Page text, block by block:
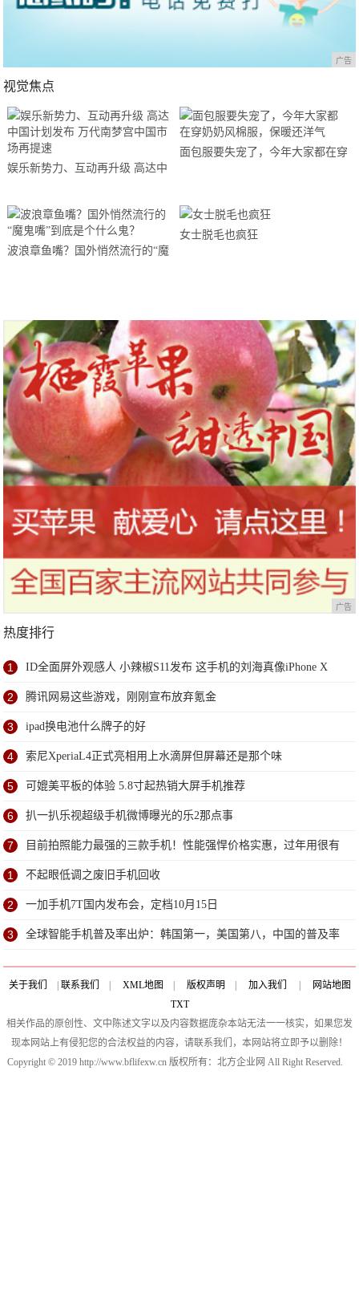
广告
视觉焦点
娱乐新势力、互动再升级 高达中
再提速
面包服要失宠了，今年大家都在穿
波浪章鱼嘴？国外悄然流行的“魔
女士脱毛也疯狂
广告
热度排行
1 ID全面屏外观感人 小辣椒S11发布 这手机的刘海真像iPhone X
2 腾讯网易这些游戏，刚刚宣布放弃氪金
3 ipad换电池什么牌子的好
4 索尼XperiaL4正式亮相用上水滴屏但屏幕还是那个味
5 可媲美平板的体验 5.8寸起热销大屏手机推荐
6 扒一扒乐视超级手机微博曝光的乐2那点事
7 目前拍照能力最强的三款手机！性能强悍价格实惠，过年用很有
面子
1 不起眼低调之废旧手机回收
2 一加手机7T国内发布会，定档10月15日
3 全球智能手机普及率出炉：韩国第一，美国第八，中国的普及率
呢？
关于我们 联系我们 XML地图 版权声明 加入我们
网站地图
TXT
相关作品的原创性、文中陈述文字以及内容数据庞杂本站无法一一核实，如果您发
现本网站上有侵犯您的合法权益的内容，请联系我们，本网站将立即予以删除！
Copyright © 2019 http://www.bflifexw.cn 版权所有：北方企业网 All Right Reserved.